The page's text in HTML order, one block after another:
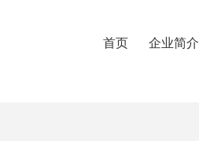
首页 企业简介